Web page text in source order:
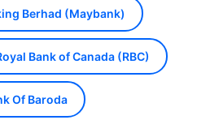
Berhad (Maybank)
Bank of Canada (RBC)
Of Baroda